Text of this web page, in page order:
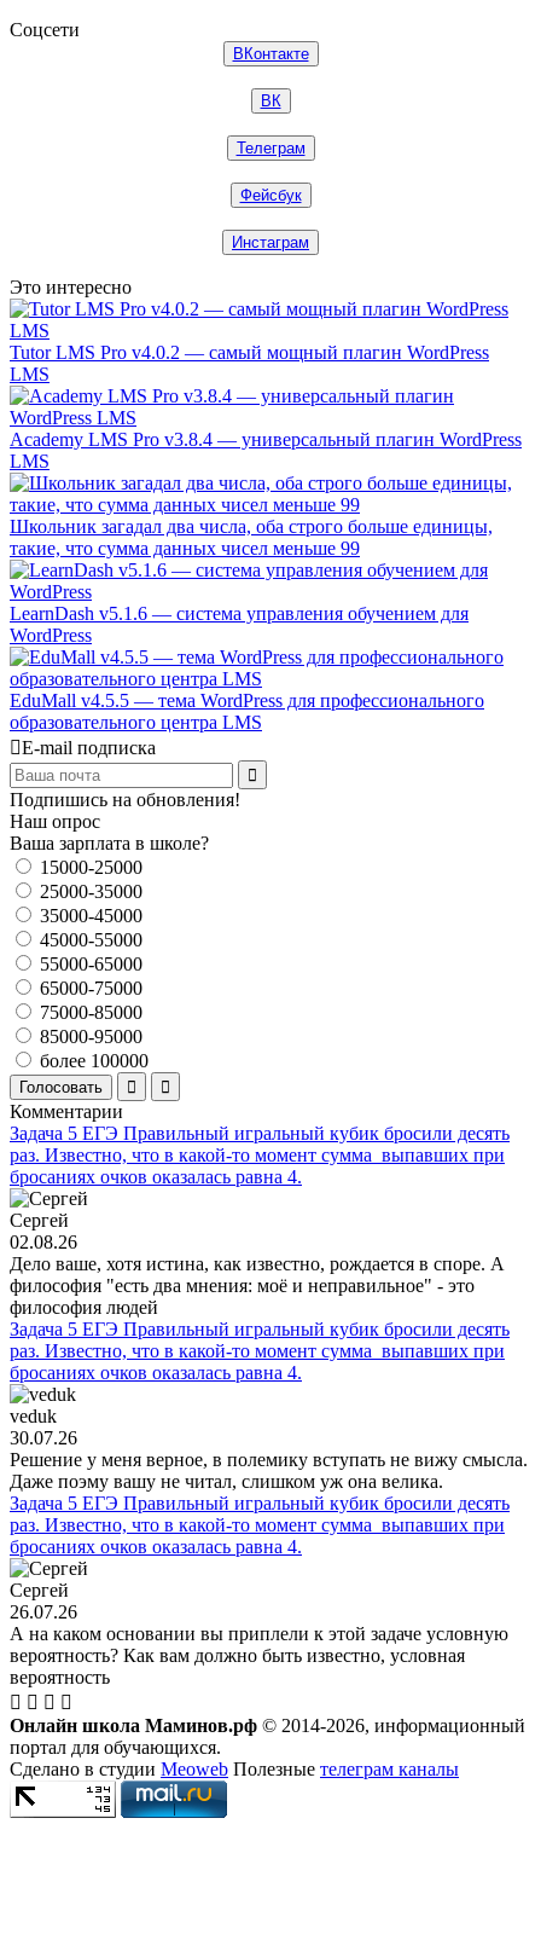
Соцсети
ВКонтакте
ВК
Телеграм
Фейсбук
Инстаграм
Это интересно
Tutor LMS Pro v4.0.2 — самый мощный плагин WordPress
LMS
Academy LMS Pro v3.8.4 — универсальный плагин WordPress
LMS
Школьник загадал два числа, оба строго больше единицы,
такие, что сумма данных чисел меньше 99
LearnDash v5.1.6 — система управления обучением для
WordPress
EduMall v4.5.5 — тема WordPress для профессионального
образовательного центра LMS
E-mail подписка
Подпишись на обновления!
Наш опрос
Ваша зарплата в школе?
15000-25000
25000-35000
35000-45000
45000-55000
55000-65000
65000-75000
75000-85000
85000-95000
более 100000
Голосовать
Комментарии
Задача 5 ЕГЭ Правильный игральный кубик бросили десять
раз. Известно, что в какой-то момент сумма выпавших при
бросаниях очков оказалась равна 4.
Сергей
02.08.26
Дело ваше, хотя истина, как известно, рождается в споре. А
философия "есть два мнения: моё и неправильное" - это
философия людей
Задача 5 ЕГЭ Правильный игральный кубик бросили десять
раз. Известно, что в какой-то момент сумма выпавших при
бросаниях очков оказалась равна 4.
veduk
30.07.26
Решение у меня верное, в полемику вступать не вижу смысла.
Даже поэму вашу не читал, слишком уж она велика.
Задача 5 ЕГЭ Правильный игральный кубик бросили десять
раз. Известно, что в какой-то момент сумма выпавших при
бросаниях очков оказалась равна 4.
Сергей
26.07.26
А на каком основании вы приплели к этой задаче условную
вероятность? Как вам должно быть известно, условная
вероятность
Онлайн школа Маминов.рф © 2014-2026, информационный
портал для обучающихся.
Сделано в студии Meoweb Полезные телеграм каналы